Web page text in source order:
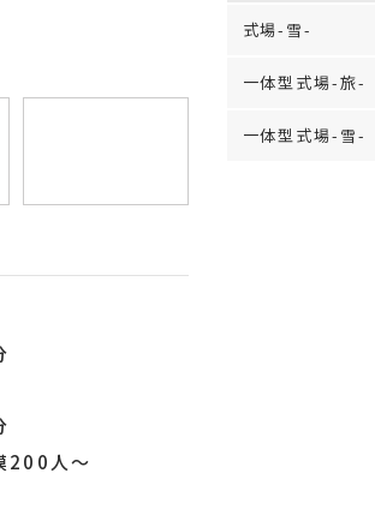
200人～
式場-雪-
一体型式場-旅-
一体型式場-雪-